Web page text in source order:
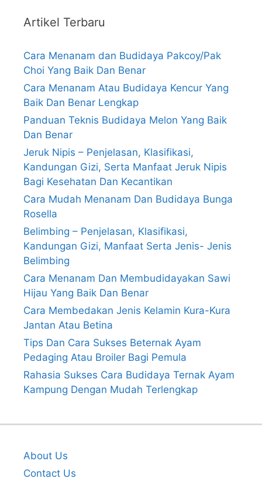
Artikel Terbaru
Cara Menanam dan Budidaya Pakcoy/Pak
Choi Yang Baik Dan Benar
Cara Menanam Atau Budidaya Kencur Yang
Baik Dan Benar Lengkap
Panduan Teknis Budidaya Melon Yang Baik
Dan Benar
Jeruk Nipis – Penjelasan, Klasifikasi,
Kandungan Gizi, Serta Manfaat Jeruk Nipis
Bagi Kesehatan Dan Kecantikan
Cara Mudah Menanam Dan Budidaya Bunga
Rosella
Belimbing – Penjelasan, Klasifikasi,
Kandungan Gizi, Manfaat Serta Jenis- Jenis
Belimbing
Cara Menanam Dan Membudidayakan Sawi
Hijau Yang Baik Dan Benar
Cara Membedakan Jenis Kelamin Kura-Kura
Jantan Atau Betina
Tips Dan Cara Sukses Beternak Ayam
Pedaging Atau Broiler Bagi Pemula
Rahasia Sukses Cara Budidaya Ternak Ayam
Kampung Dengan Mudah Terlengkap
About Us
Contact Us